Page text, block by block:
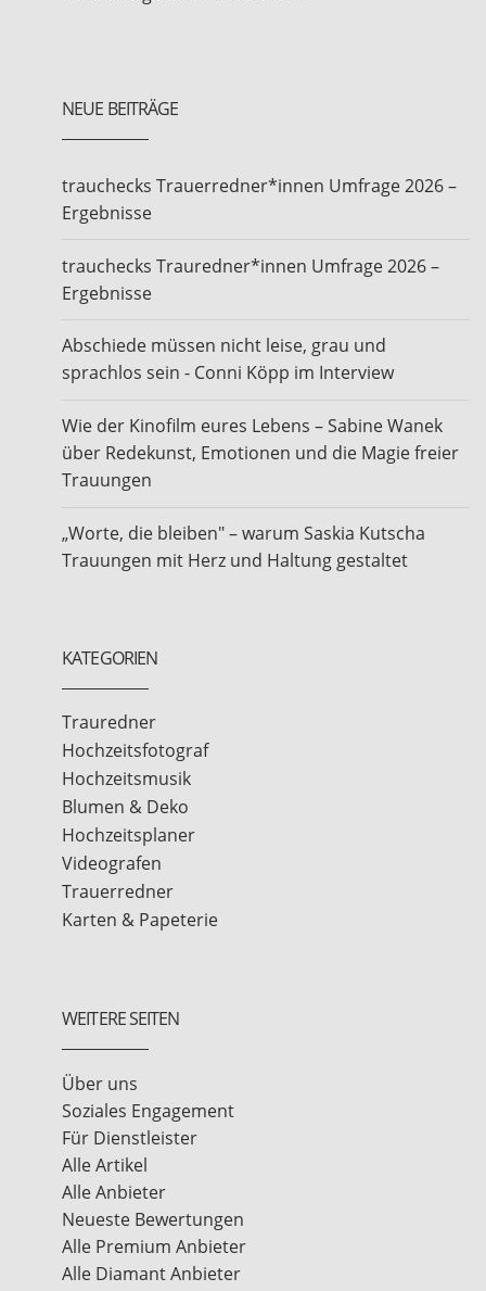
NEUE BEITRÄGE
trauchecks Trauerredner*innen Umfrage 2026 –
Ergebnisse
trauchecks Trauredner*innen Umfrage 2026 –
Ergebnisse
Abschiede müssen nicht leise, grau und
sprachlos sein - Conni Köpp im Interview
Wie der Kinofilm eures Lebens – Sabine Wanek
über Redekunst, Emotionen und die Magie freier
Trauungen
„Worte, die bleiben" – warum Saskia Kutscha
Trauungen mit Herz und Haltung gestaltet
KATEGORIEN
Trauredner
Hochzeitsfotograf
Hochzeitsmusik
Blumen & Deko
Hochzeitsplaner
Videografen
Trauerredner
Karten & Papeterie
WEITERE SEITEN
Über uns
Soziales Engagement
Für Dienstleister
Alle Artikel
Alle Anbieter
Neueste Bewertungen
Alle Premium Anbieter
Alle Diamant Anbieter